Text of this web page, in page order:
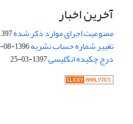
آخرین اخبار
ممنوعیت اجرای موارد ذکر شده03-25
تغییر شماره حساب نشریه1396-08-17
درج چکیده انگلیسی1397-03-25